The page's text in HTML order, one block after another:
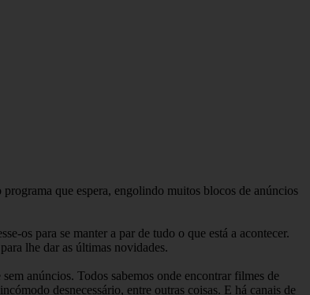
que espera, engolindo muitos blocos de anúncios
os para se manter a par de tudo o que está a acontecer.
lhe dar as últimas novidades.
anúncios. Todos sabemos onde encontrar filmes de
desnecessário, entre outras coisas. E há canais de